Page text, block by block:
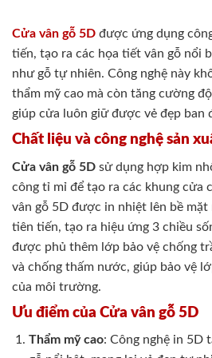
Cửa vân gỗ 5D được ứng dụng
tiến, tạo ra các họa tiết vân gỗ nổi
như gỗ tự nhiên. Công nghệ này
thẩm mỹ cao mà còn tăng cường
giúp cửa luôn giữ được vẻ đẹp ban
Chất liệu và công nghệ sản
Cửa vân gỗ 5D sử dụng hợp kim
công tỉ mỉ để tạo ra các khung cửa
vân gỗ 5D được in nhiệt lên bề mặt
tiên tiến, tạo ra hiệu ứng 3 chiều
được phủ thêm lớp bảo vệ chống
và chống thấm nước, giúp bảo vệ
của môi trường.
Ưu điểm của Cửa vân gỗ 5D
Thẩm mỹ cao: Công nghệ in 5D